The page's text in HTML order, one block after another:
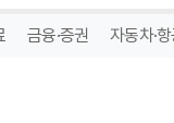
금융·증권 자동차·